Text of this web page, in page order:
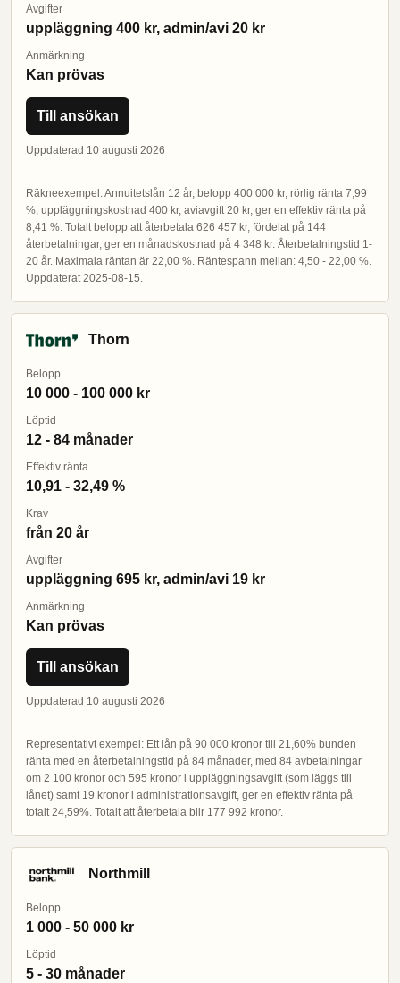
Avgifter
uppläggning 400 kr, admin/avi 20 kr
Anmärkning
Kan prövas
Till ansökan
Uppdaterad 10 augusti 2026
Räkneexempel: Annuitetslån 12 år, belopp 400 000 kr, rörlig ränta 7,99
%, uppläggningskostnad 400 kr, aviavgift 20 kr, ger en effektiv ränta på
8,41 %. Totalt belopp att återbetala 626 457 kr, fördelat på 144
återbetalningar, ger en månadskostnad på 4 348 kr. Återbetalningstid 1-
20 år. Maximala räntan är 22,00 %. Räntespann mellan: 4,50 - 22,00 %.
Uppdaterat 2025-08-15.
Thorn
Belopp
10 000 - 100 000 kr
Löptid
12 - 84 månader
Effektiv ränta
10,91 - 32,49 %
Krav
från 20 år
Avgifter
uppläggning 695 kr, admin/avi 19 kr
Anmärkning
Kan prövas
Till ansökan
Uppdaterad 10 augusti 2026
Representativt exempel: Ett lån på 90 000 kronor till 21,60% bunden
ränta med en återbetalningstid på 84 månader, med 84 avbetalningar
om 2 100 kronor och 595 kronor i uppläggningsavgift (som läggs till
lånet) samt 19 kronor i administrationsavgift, ger en effektiv ränta på
totalt 24,59%. Totalt att återbetala blir 177 992 kronor.
Northmill
Belopp
1 000 - 50 000 kr
Löptid
5 - 30 månader